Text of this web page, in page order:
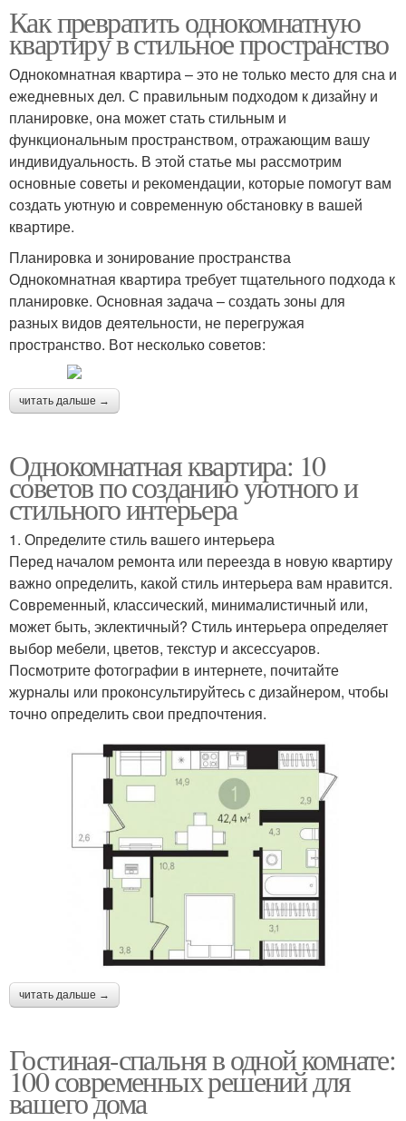
Как превратить однокомнатную
квартиру в стильное пространство
Однокомнатная квартира – это не только место для сна и
ежедневных дел. С правильным подходом к дизайну и
планировке, она может стать стильным и
функциональным пространством, отражающим вашу
индивидуальность. В этой статье мы рассмотрим
основные советы и рекомендации, которые помогут вам
создать уютную и современную обстановку в вашей
квартире.
Планировка и зонирование пространства
Однокомнатная квартира требует тщательного подхода к
планировке. Основная задача – создать зоны для
разных видов деятельности, не перегружая
пространство. Вот несколько советов:
читать дальше →
Однокомнатная квартира: 10
советов по созданию уютного и
стильного интерьера
1. Определите стиль вашего интерьера
Перед началом ремонта или переезда в новую квартиру
важно определить, какой стиль интерьера вам нравится.
Современный, классический, минималистичный или,
может быть, эклектичный? Стиль интерьера определяет
выбор мебели, цветов, текстур и аксессуаров.
Посмотрите фотографии в интернете, почитайте
журналы или проконсультируйтесь с дизайнером, чтобы
точно определить свои предпочтения.
читать дальше →
Гостиная-спальня в одной комнате:
100 современных решений для
вашего дома